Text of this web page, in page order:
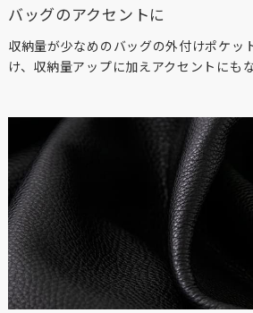
バッグのアクセントに
収納量が少なめのバッグの外付けポケッ
け、収納量アップに加えアクセントにもな